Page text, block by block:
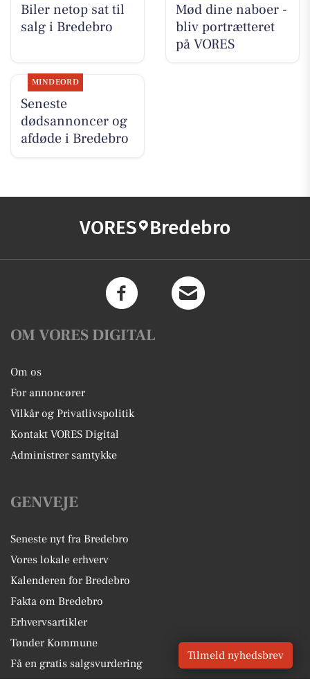
Biler netop sat til
salg i Bredebro
Mød dine naboer -
bliv portrætteret
på VORES
MINDEORD
Seneste
dødsannoncer og
afdøde i Bredebro
VORES Bredebro
OM VORES DIGITAL
Om os
For annoncører
Vilkår og Privatlivspolitik
Kontakt VORES Digital
Administrer samtykke
GENVEJE
Seneste nyt fra Bredebro
Vores lokale erhverv
Kalenderen for Bredebro
Fakta om Bredebro
Erhvervsartikler
Tønder Kommune
Få en gratis salgsvurdering
Tilmeld nyhedsbrev